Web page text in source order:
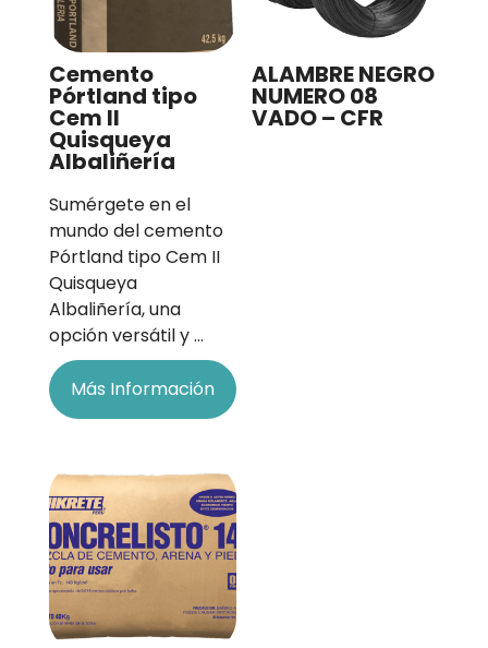
Cemento
Pórtland tipo
Cem II
Quisqueya
Albaliñería
Sumérgete en el
mundo del cemento
Pórtland tipo Cem II
Quisqueya
Albaliñería, una
opción versátil y …
Más Información
ALAMBRE NEGRO
NUMERO 08
VADO – CFR